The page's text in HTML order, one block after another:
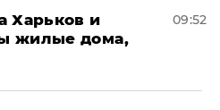
Харьков и
жилые дома,
09:52